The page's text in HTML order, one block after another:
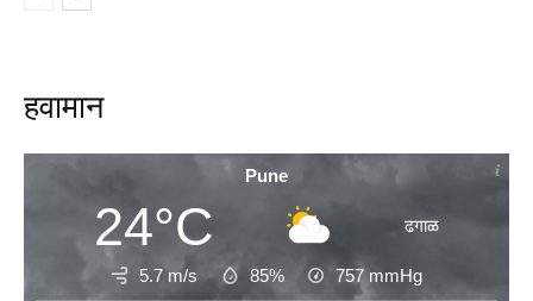
हवामान
Pune
24°C ढगाळ
5.7 m/s 85% 757 mmHg